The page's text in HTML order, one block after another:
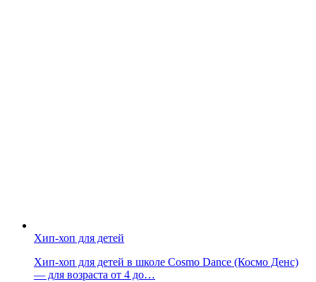
Хип-хоп для детей
Хип-хоп для детей в школе Cosmo Dance (Космо Денс)
— для возраста от 4 до…